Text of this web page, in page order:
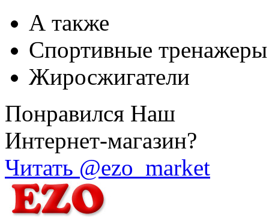
А также
Спортивные тренажеры
Жиросжигатели
Понравился Наш
Интернет-магазин?
Читать @ezo_market